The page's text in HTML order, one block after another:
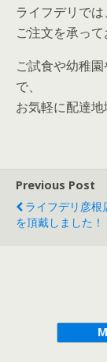
ライフデリで
ご注文を承って
ご試食や幼稚
で、
お気軽に配達
Previous Post
ライフデリ彦根
を頂戴しました！